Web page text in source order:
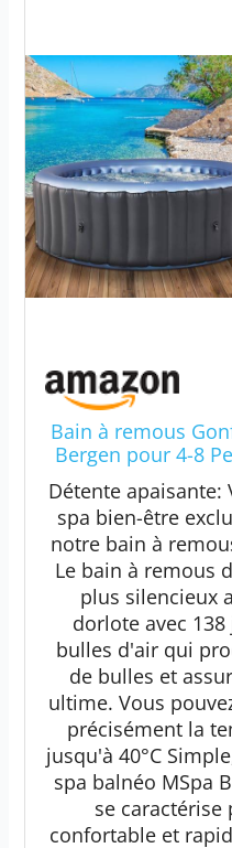
Bain à remous
Bergen pour 4-8
Tailles Ø180-
| Utilisation Toute
Jets de
Détente apaisante:
spa bien-être
notre bain à
Le bain à remous
plus silencieux
dorlote avec
bulles d'air qui
de bulles et
ultime. Vous
précisément la
jusqu'à 40°C
spa balnéo MSpa
se
confortable et